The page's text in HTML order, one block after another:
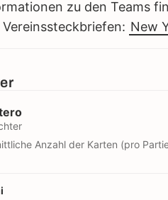
zu den Teams
New
Anzahl der Karten (pro